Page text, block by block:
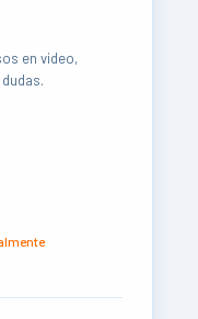
en video,